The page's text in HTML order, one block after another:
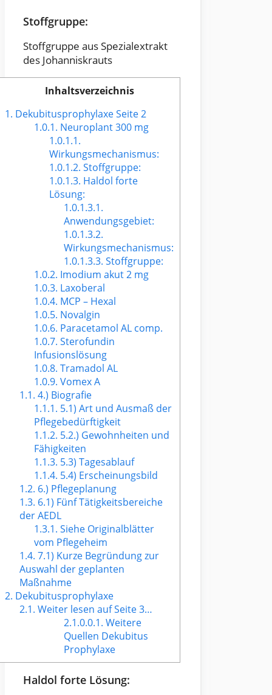
Stoffgruppe:
Stoffgruppe aus Spezialextrakt
des Johanniskrauts
Inhaltsverzeichnis
1. Dekubitusprophylaxe Seite 2
1.0.1. Neuroplant 300 mg
1.0.1.1.
Wirkungsmechanismus:
1.0.1.2. Stoffgruppe:
1.0.1.3. Haldol forte
Lösung:
1.0.1.3.1.
Anwendungsgebiet:
1.0.1.3.2.
Wirkungsmechanismus:
1.0.1.3.3. Stoffgruppe:
1.0.2. Imodium akut 2 mg
1.0.3. Laxoberal
1.0.4. MCP – Hexal
1.0.5. Novalgin
1.0.6. Paracetamol AL comp.
1.0.7. Sterofundin
Infusionslösung
1.0.8. Tramadol AL
1.0.9. Vomex A
1.1. 4.) Biografie
1.1.1. 5.1) Art und Ausmaß der
Pflegebedürftigkeit
1.1.2. 5.2.) Gewohnheiten und
Fähigkeiten
1.1.3. 5.3) Tagesablauf
1.1.4. 5.4) Erscheinungsbild
1.2. 6.) Pflegeplanung
1.3. 6.1) Fünf Tätigkeitsbereiche
der AEDL
1.3.1. Siehe Originalblätter
vom Pflegeheim
1.4. 7.1) Kurze Begründung zur
Auswahl der geplanten
Maßnahme
2. Dekubitusprophylaxe
2.1. Weiter lesen auf Seite 3…
2.1.0.0.1. Weitere
Quellen Dekubitus
Prophylaxe
Haldol forte Lösung: